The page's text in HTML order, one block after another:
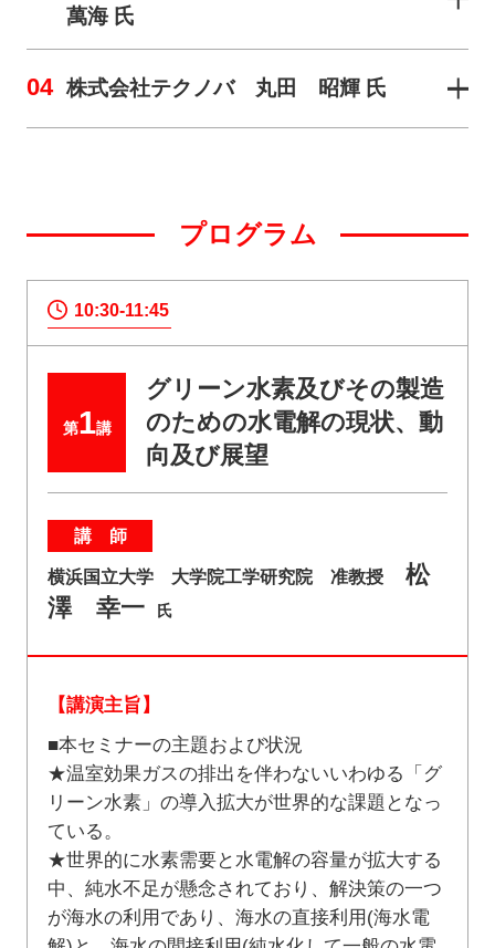
萬海 氏
04 株式会社テクノバ 丸田 昭輝 氏
プログラム
10:30-11:45
第1講
グリーン水素及びその製造
のための水電解の現状、動
向及び展望
講 師
横浜国立大学 大学院工学研究院 准教授
松
澤 幸一
氏
【講演主旨】
■本セミナーの主題および状況
★温室効果ガスの排出を伴わないいわゆる「グ
リーン水素」の導入拡大が世界的な課題となっ
ている。
★世界的に水素需要と水電解の容量が拡大する
中、純水不足が懸念されており、解決策の一つ
が海水の利用であり、海水の直接利用(海水電